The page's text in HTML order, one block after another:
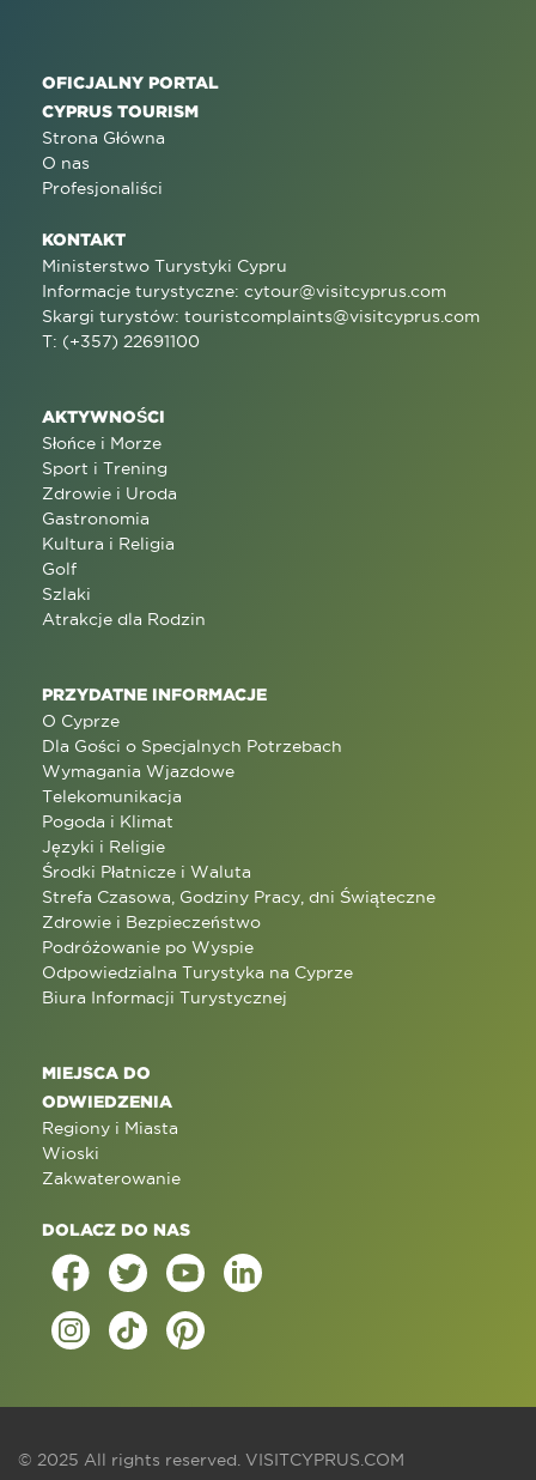
OFICJALNY PORTAL
CYPRUS TOURISM
Strona Główna
O nas
Profesjonaliści
KONTAKT
Ministerstwo Turystyki Cypru
Informacje turystyczne: cytour@visitcyprus.com
Skargi turystów: touristcomplaints@visitcyprus.com
T: (+357) 22691100
AKTYWNOŚCI
Słońce i Morze
Sport i Trening
Zdrowie i Uroda
Gastronomia
Kultura i Religia
Golf
Szlaki
Atrakcje dla Rodzin
PRZYDATNE INFORMACJE
O Cyprze
Dla Gości o Specjalnych Potrzebach
Wymagania Wjazdowe
Telekomunikacja
Pogoda i Klimat
Języki i Religie
Środki Płatnicze i Waluta
Strefa Czasowa, Godziny Pracy, dni Świąteczne
Zdrowie i Bezpieczeństwo
Podróżowanie po Wyspie
Odpowiedzialna Turystyka na Cyprze
Biura Informacji Turystycznej
MIEJSCA DO
ODWIEDZENIA
Regiony i Miasta
Wioski
Zakwaterowanie
DOLACZ DO NAS
© 2025 All rights reserved. VISITCYPRUS.COM